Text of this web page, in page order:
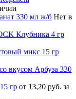
330 мл ж/б Нет в
Клубника 4 гр
микс 15 гр
вкусом Арбуза 330
гр от 13,20 руб. за